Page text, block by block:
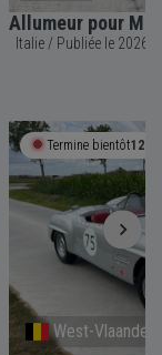
Allumeur pour
Italie /
Termine bientôt12h
West-